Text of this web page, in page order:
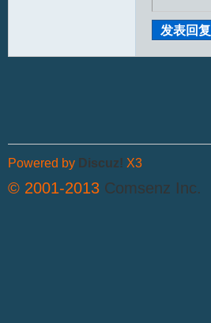
发表回复
Powered by Discuz! X3
© 2001-2013 Comsenz Inc.